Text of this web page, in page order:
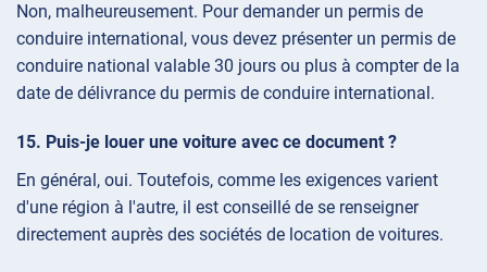
Non, malheureusement. Pour demander un permis de
conduire international, vous devez présenter un permis de
conduire national valable 30 jours ou plus à compter de la
date de délivrance du permis de conduire international.
Puis-je louer une voiture avec ce document ?
En général, oui. Toutefois, comme les exigences varient
d'une région à l'autre, il est conseillé de se renseigner
directement auprès des sociétés de location de voitures.